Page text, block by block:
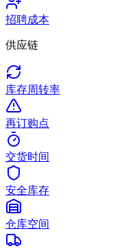
招聘成本
供应链
库存周转率
再订购点
交货时间
安全库存
仓库空间